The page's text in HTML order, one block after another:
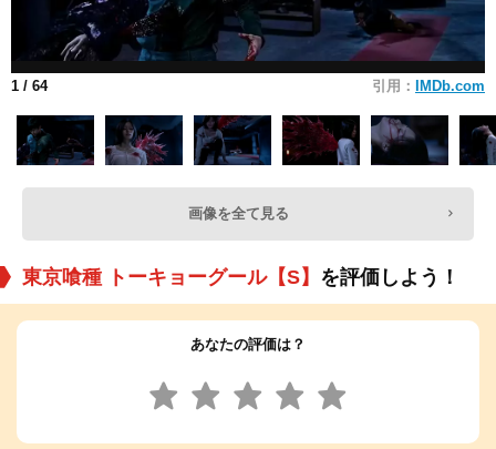
1 / 64 引用： IMDb.com
画像を全て見る
東京喰種 トーキョーグール【S】 を評価しよう！
あなたの評価は？